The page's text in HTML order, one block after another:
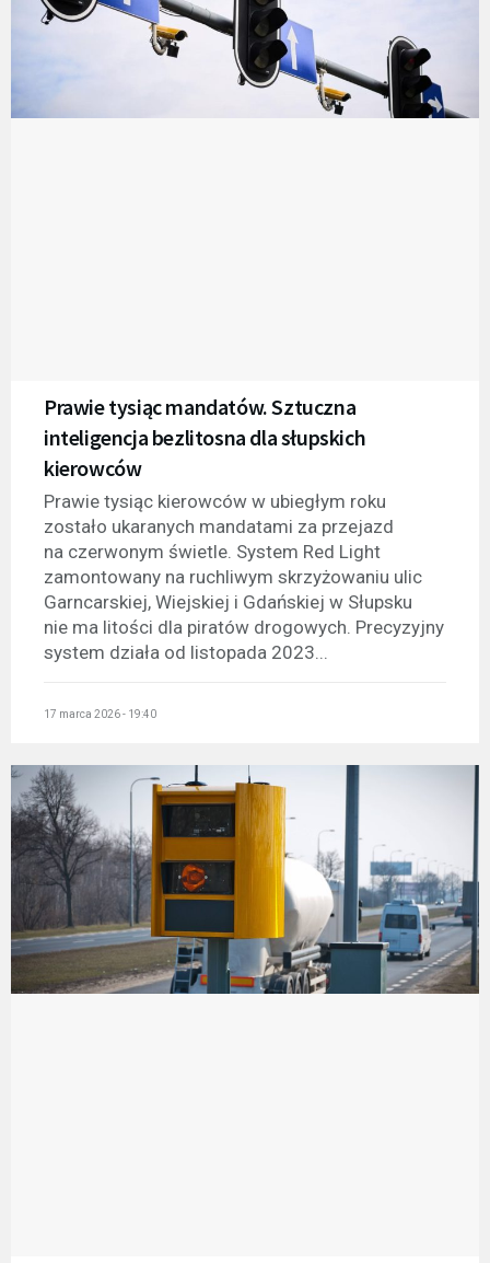
Prawie tysiąc mandatów. Sztuczna
inteligencja bezlitosna dla słupskich
kierowców
Prawie tysiąc kierowców w ubiegłym roku
zostało ukaranych mandatami za przejazd
na czerwonym świetle. System Red Light
zamontowany na ruchliwym skrzyżowaniu ulic
Garncarskiej, Wiejskiej i Gdańskiej w Słupsku
nie ma litości dla piratów drogowych. Precyzyjny
system działa od listopada 2023...
17 marca 2026 - 19:40